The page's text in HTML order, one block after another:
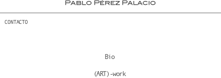
CONTACTO
Bio
(ART)-work